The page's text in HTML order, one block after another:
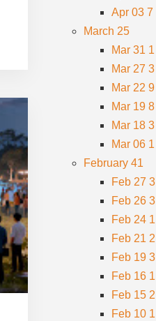
Apr 037
March 25
Mar 31 1
Mar 273
Mar 229
Mar 198
Mar 183
Mar 06 1
February41
Feb 273
Feb 263
Feb 24 1
Feb 21 2
Feb 193
Feb 16 1
Feb 15 2
Feb 10 1